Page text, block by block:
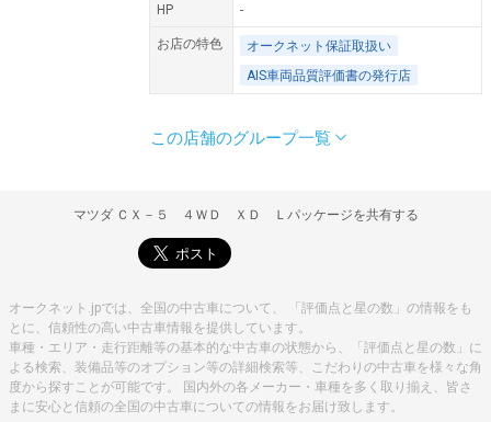
HP -
お店の特色
オークネット保証取扱い
AIS車両品質評価書の発行店
この店舗のグループ一覧
マツダ ＣＸ－５ ４ＷＤ ＸＤ Ｌパッケージを共有する
オークネット.jpでは、全国の中古車について、 「評価点と星の数」の情報をも
とに、信頼性の高い中古車情報を提供しています。
車種・エリア・走行距離等の基本的な中古車の状態から、「評価点と星の数」に
よる検索、装備品等のオプション等の詳細検索等、こだわりの中古車を様々な角
度から探すことが可能です。 国内外の各メーカー・車種を多く取り揃え、皆さ
まに安心と信頼の全国の中古車についての情報をお届け致します。